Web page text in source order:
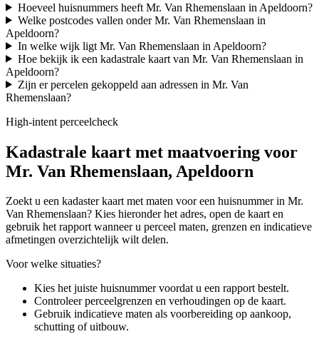
Hoeveel huisnummers heeft Mr. Van Rhemenslaan in Apeldoorn?
Welke postcodes vallen onder Mr. Van Rhemenslaan in
Apeldoorn?
In welke wijk ligt Mr. Van Rhemenslaan in Apeldoorn?
Hoe bekijk ik een kadastrale kaart van Mr. Van Rhemenslaan in
Apeldoorn?
Zijn er percelen gekoppeld aan adressen in Mr. Van
Rhemenslaan?
High-intent perceelcheck
Kadastrale kaart met maatvoering voor
Mr. Van Rhemenslaan, Apeldoorn
Zoekt u een kadaster kaart met maten voor een huisnummer in Mr.
Van Rhemenslaan? Kies hieronder het adres, open de kaart en
gebruik het rapport wanneer u perceel maten, grenzen en indicatieve
afmetingen overzichtelijk wilt delen.
Voor welke situaties?
Kies het juiste huisnummer voordat u een rapport bestelt.
Controleer perceelgrenzen en verhoudingen op de kaart.
Gebruik indicatieve maten als voorbereiding op aankoop,
schutting of uitbouw.